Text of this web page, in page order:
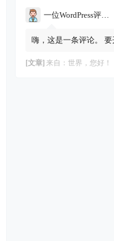
一位WordPress评论者
嗨，这是一条评论。
评论者头像来自Gravatar
[文章] 来自： 世界，您好！